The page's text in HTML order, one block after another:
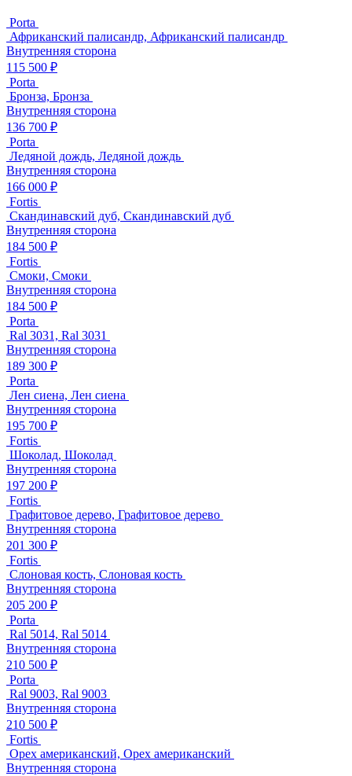
Porta
Африканский палисандр, Африканский палисандр
Внутренняя сторона
115 500 ₽
Porta
Бронза, Бронза
Внутренняя сторона
136 700 ₽
Porta
Ледяной дождь, Ледяной дождь
Внутренняя сторона
166 000 ₽
Fortis
Скандинавский дуб, Скандинавский дуб
Внутренняя сторона
184 500 ₽
Fortis
Смоки, Смоки
Внутренняя сторона
184 500 ₽
Porta
Ral 3031, Ral 3031
Внутренняя сторона
189 300 ₽
Porta
Лен сиена, Лен сиена
Внутренняя сторона
195 700 ₽
Fortis
Шоколад, Шоколад
Внутренняя сторона
197 200 ₽
Fortis
Графитовое дерево, Графитовое дерево
Внутренняя сторона
201 300 ₽
Fortis
Слоновая кость, Слоновая кость
Внутренняя сторона
205 200 ₽
Porta
Ral 5014, Ral 5014
Внутренняя сторона
210 500 ₽
Porta
Ral 9003, Ral 9003
Внутренняя сторона
210 500 ₽
Fortis
Орех американский, Орех американский
Внутренняя сторона